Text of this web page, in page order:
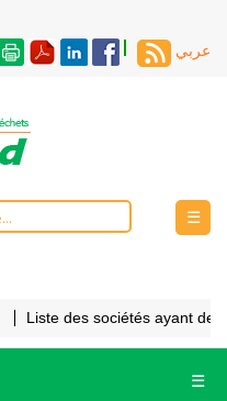
عربي
☰
Liste des sociétés ayant
☰